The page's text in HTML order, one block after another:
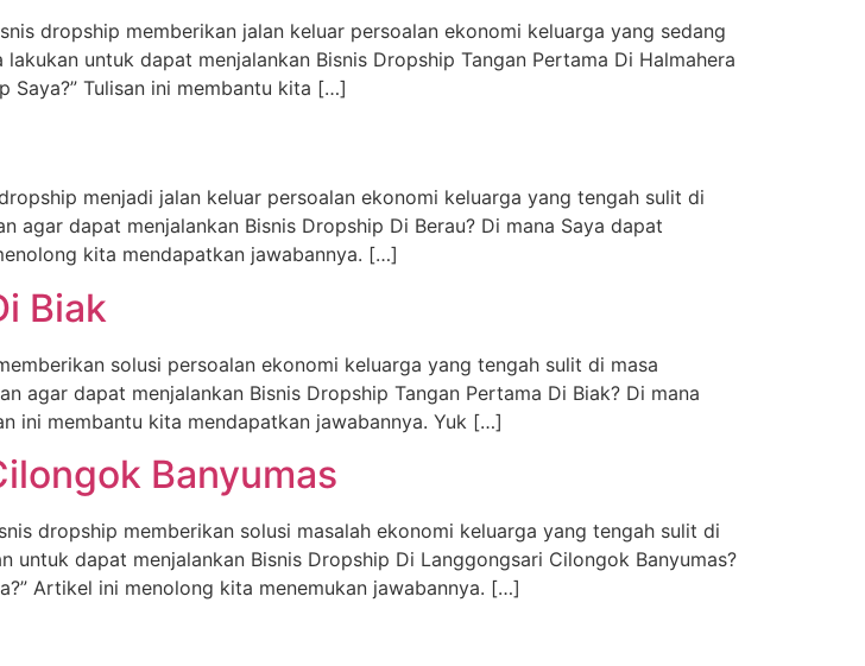
dropship memberikan jalan keluar persoalan ekonomi keluarga yang sedang
untuk dapat menjalankan Bisnis Dropship Tangan Pertama Di Halmahera
Saya?” Tulisan ini membantu kita […]
menjadi jalan keluar persoalan ekonomi keluarga yang tengah sulit di
agar dapat menjalankan Bisnis Dropship Di Berau? Di mana Saya dapat
kita mendapatkan jawabannya. […]
Biak
solusi persoalan ekonomi keluarga yang tengah sulit di masa
agar dapat menjalankan Bisnis Dropship Tangan Pertama Di Biak? Di mana
ini membantu kita mendapatkan jawabannya. Yuk […]
Banyumas
dropship memberikan solusi masalah ekonomi keluarga yang tengah sulit di
untuk dapat menjalankan Bisnis Dropship Di Langgongsari Cilongok Banyumas?
Artikel ini menolong kita menemukan jawabannya. […]